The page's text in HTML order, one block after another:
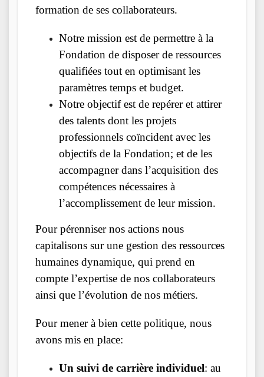
formation de ses collaborateurs.
Notre mission est de permettre à la
Fondation de disposer de ressources
qualifiées tout en optimisant les
paramètres temps et budget.
Notre objectif est de repérer et attirer
des talents dont les projets
professionnels coïncident avec les
objectifs de la Fondation; et de les
accompagner dans l’acquisition des
compétences nécessaires à
l’accomplissement de leur mission.
Pour pérenniser nos actions nous
capitalisons sur une gestion des ressources
humaines dynamique, qui prend en
compte l’expertise de nos collaborateurs
ainsi que l’évolution de nos métiers.
Pour mener à bien cette politique, nous
avons mis en place:
Un suivi de carrière individuel: au